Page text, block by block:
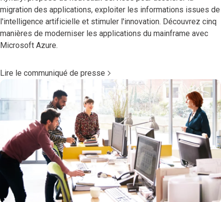
migration des applications, exploiter les informations issues de
l'intelligence artificielle et stimuler l'innovation. Découvrez cinq
manières de moderniser les applications du mainframe avec
Microsoft Azure.
Lire le communiqué de presse